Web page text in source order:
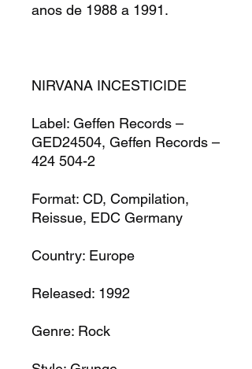
anos de 1988 a 1991.
NIRVANA INCESTICIDE
Label: Geffen Records –
GED24504, Geffen Records –
424 504-2
Format: CD, Compilation,
Reissue, EDC Germany
Country: Europe
Released: 1992
Genre: Rock